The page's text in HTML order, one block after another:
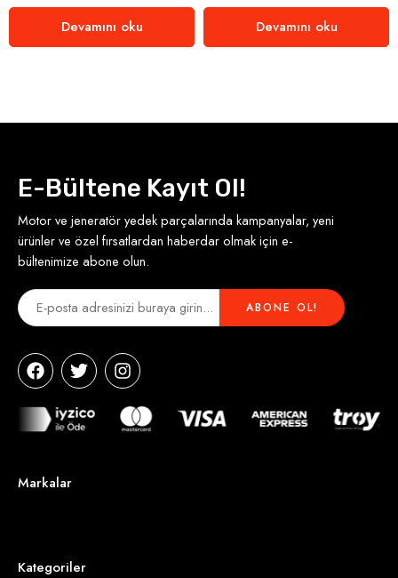
Devamını oku
Devamını oku
E-Bültene Kayıt Ol!
Motor ve jeneratör yedek parçalarında kampanyalar, yeni
ürünler ve özel fırsatlardan haberdar olmak için e-
bültenimize abone olun.
Markalar
Kategoriler